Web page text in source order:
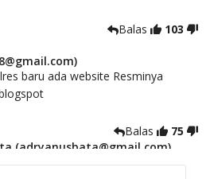
Balas
103
baru ada website Resminya
Balas
75
(adryanusbata@gmail.com)
dan masukannya, akan kami